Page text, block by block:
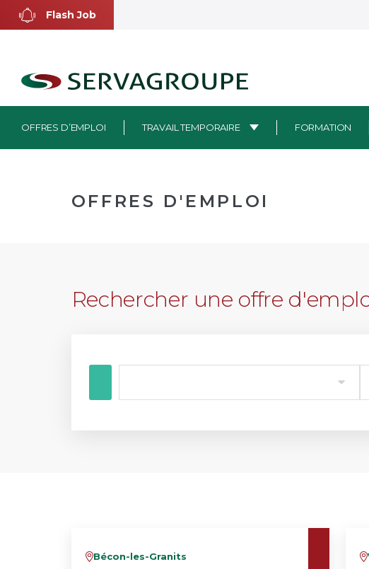
Aller
Flash Job
OFFRES D’EMPLOI TRAVAIL TEMPORAIRE FORMATION
OFFRES D'EMPLOI
Rechercher une offre
vBécon-les-Granits v